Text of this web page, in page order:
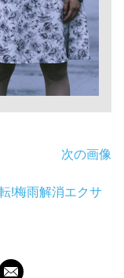
次の画像
!梅雨解消エクサ